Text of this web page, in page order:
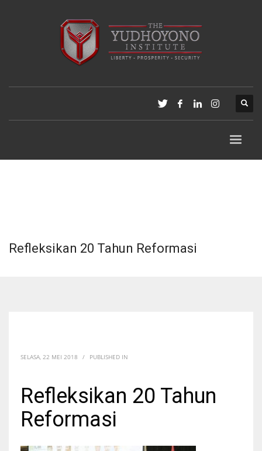
Refleksikan 20 Tahun Reformasi
SELASA, 22 MEI 2018 / PUBLISHED IN
Refleksikan 20 Tahun
Reformasi